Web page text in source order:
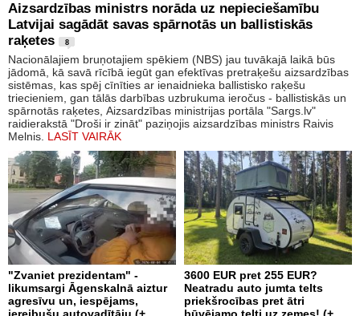
Aizsardzības ministrs norāda uz nepieciešamību
Latvijai sagādāt savas spārnotās un ballistiskās
raķetes
8
Nacionālajiem bruņotajiem spēkiem (NBS) jau tuvākajā laikā būs
jādomā, kā savā rīcībā iegūt gan efektīvas pretraķešu aizsardzības
sistēmas, kas spēj cīnīties ar ienaidnieka ballistisko raķešu
triecieniem, gan tālās darbības uzbrukuma ieročus - ballistiskās un
spārnotās raķetes, Aizsardzības ministrijas portāla "Sargs.lv"
raidierakstā "Droši ir zināt" paziņojis aizsardzības ministrs Raivis
Melnis. LASĪT VAIRĀK
"Zvaniet prezidentam" -
likumsargi Āgenskalnā aiztur
agresīvu un, iespējams,
3600 EUR pret 255 EUR?
Neatradu auto jumta telts
priekšrocības pret ātri